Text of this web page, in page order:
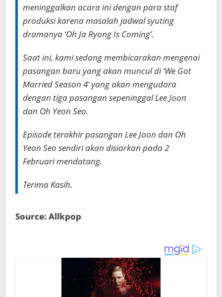
meninggalkan acara ini dengan para staf
produksi karena masalah jadwal syuting
dramanya ‘Oh Ja Ryong Is Coming’.
Saat ini, kami sedang membicarakan mengenai
pasangan baru yang akan muncul di ‘We Got
Married Season 4’ yang akan mengudara
dengan tiga pasangan sepeninggal Lee Joon
dan Oh Yeon Seo.
Episode terakhir pasangan Lee Joon dan Oh
Yeon Seo sendiri akan disiarkan pada 2
Februari mendatang.
Terima Kasih.
Source: Allkpop